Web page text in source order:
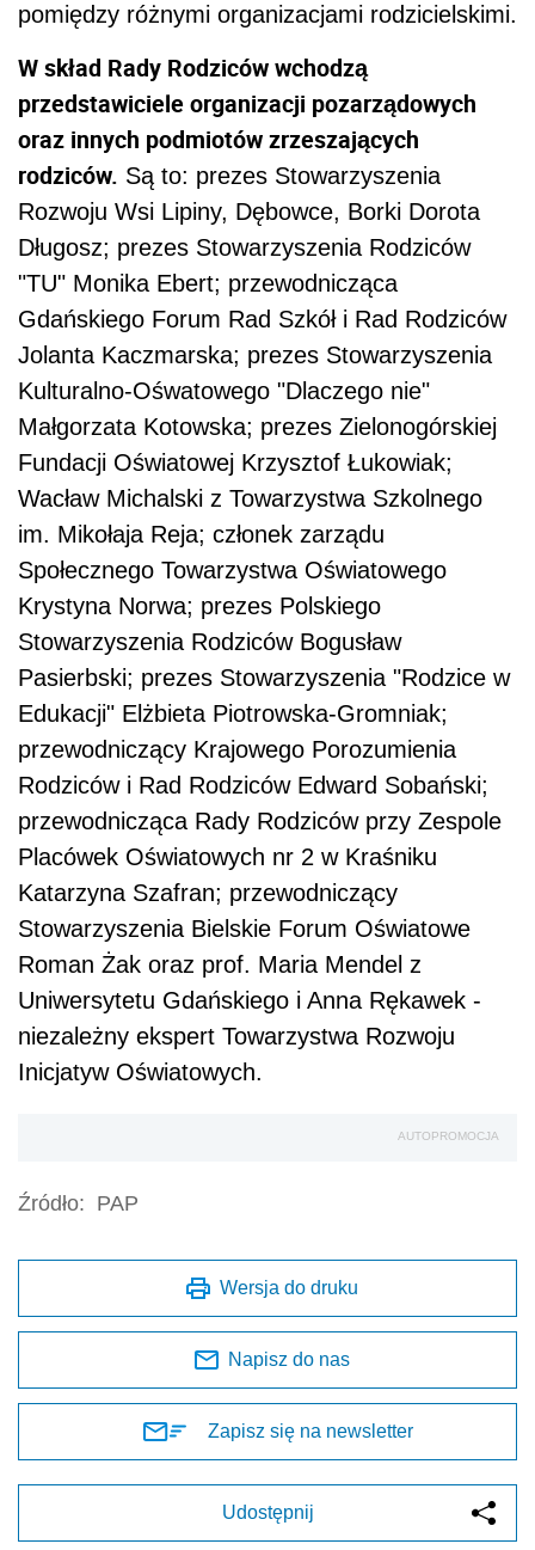
pomiędzy różnymi organizacjami rodzicielskimi.
W skład Rady Rodziców wchodzą
przedstawiciele organizacji pozarządowych
oraz innych podmiotów zrzeszających
rodziców. Są to: prezes Stowarzyszenia
Rozwoju Wsi Lipiny, Dębowce, Borki Dorota
Długosz; prezes Stowarzyszenia Rodziców
"TU" Monika Ebert; przewodnicząca
Gdańskiego Forum Rad Szkół i Rad Rodziców
Jolanta Kaczmarska; prezes Stowarzyszenia
Kulturalno-Ośwatowego "Dlaczego nie"
Małgorzata Kotowska; prezes Zielonogórskiej
Fundacji Oświatowej Krzysztof Łukowiak;
Wacław Michalski z Towarzystwa Szkolnego
im. Mikołaja Reja; członek zarządu
Społecznego Towarzystwa Oświatowego
Krystyna Norwa; prezes Polskiego
Stowarzyszenia Rodziców Bogusław
Pasierbski; prezes Stowarzyszenia "Rodzice w
Edukacji" Elżbieta Piotrowska-Gromniak;
przewodniczący Krajowego Porozumienia
Rodziców i Rad Rodziców Edward Sobański;
przewodnicząca Rady Rodziców przy Zespole
Placówek Oświatowych nr 2 w Kraśniku
Katarzyna Szafran; przewodniczący
Stowarzyszenia Bielskie Forum Oświatowe
Roman Żak oraz prof. Maria Mendel z
Uniwersytetu Gdańskiego i Anna Rękawek -
niezależny ekspert Towarzystwa Rozwoju
Inicjatyw Oświatowych.
AUTOPROMOCJA
Źródło: PAP
Wersja do druku
Napisz do nas
Zapisz się na newsletter
Udostępnij